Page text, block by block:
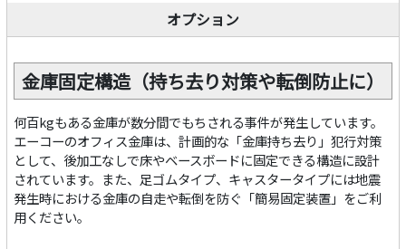
オプション
金庫固定構造（持ち去り対策や転倒防止に）
何百kgもある金庫が数分間でもちされる事件が発生しています。
エーコーのオフィス金庫は、計画的な「金庫持ち去り」犯行対策
として、後加工なしで床やベースボードに固定できる構造に設計
されています。また、足ゴムタイプ、キャスタータイプには地震
発生時における金庫の自走や転倒を防ぐ「簡易固定装置」をご利
用ください。